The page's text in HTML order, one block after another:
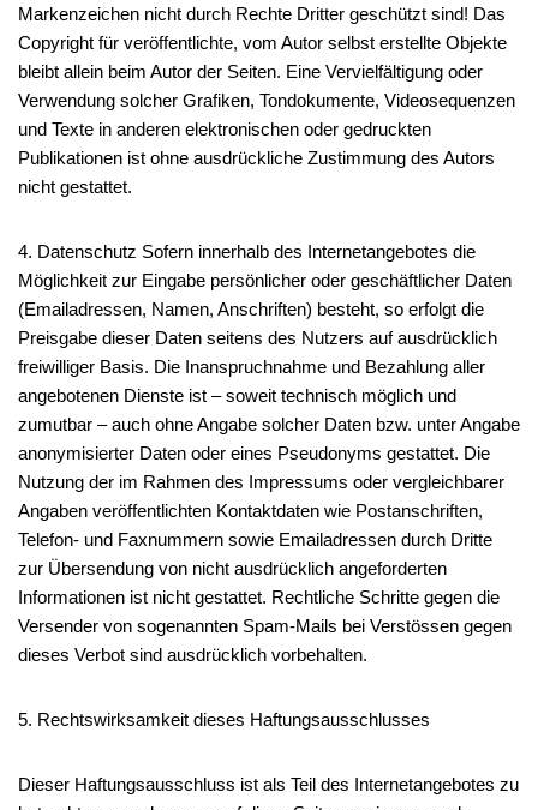
Markenzeichen nicht durch Rechte Dritter geschützt sind! Das
Copyright für veröffentlichte, vom Autor selbst erstellte Objekte
bleibt allein beim Autor der Seiten. Eine Vervielfältigung oder
Verwendung solcher Grafiken, Tondokumente, Videosequenzen
und Texte in anderen elektronischen oder gedruckten
Publikationen ist ohne ausdrückliche Zustimmung des Autors
nicht gestattet.
4. Datenschutz Sofern innerhalb des Internetangebotes die
Möglichkeit zur Eingabe persönlicher oder geschäftlicher Daten
(Emailadressen, Namen, Anschriften) besteht, so erfolgt die
Preisgabe dieser Daten seitens des Nutzers auf ausdrücklich
freiwilliger Basis. Die Inanspruchnahme und Bezahlung aller
angebotenen Dienste ist – soweit technisch möglich und
zumutbar – auch ohne Angabe solcher Daten bzw. unter Angabe
anonymisierter Daten oder eines Pseudonyms gestattet. Die
Nutzung der im Rahmen des Impressums oder vergleichbarer
Angaben veröffentlichten Kontaktdaten wie Postanschriften,
Telefon- und Faxnummern sowie Emailadressen durch Dritte
zur Übersendung von nicht ausdrücklich angeforderten
Informationen ist nicht gestattet. Rechtliche Schritte gegen die
Versender von sogenannten Spam-Mails bei Verstössen gegen
dieses Verbot sind ausdrücklich vorbehalten.
5. Rechtswirksamkeit dieses Haftungsausschlusses
Dieser Haftungsausschluss ist als Teil des Internetangebotes zu